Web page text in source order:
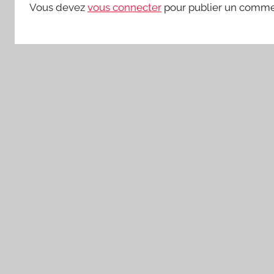
Vous devez vous connecter pour publier un